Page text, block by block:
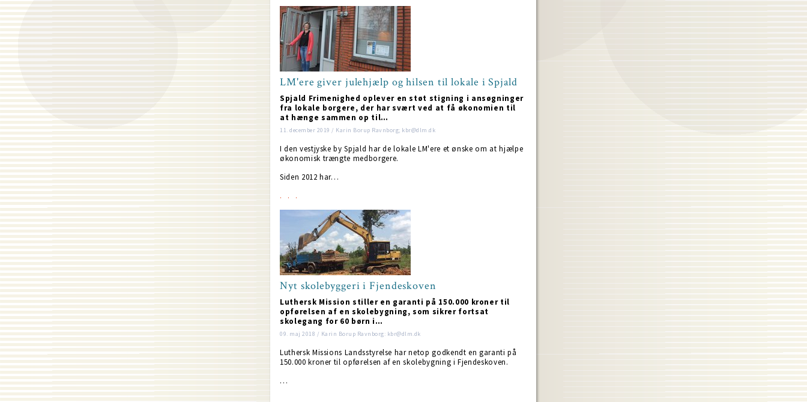
LM'ere giver julehjælp og hilsen til lokale i Spjald
Spjald Frimenighed oplever en støt stigning i ansøgninger
fra lokale borgere, der har svært ved at få økonomien til
at hænge sammen op til…
11. december 2019 / Karin Borup Ravnborg; kbr@dlm.dk
I den vestjyske by Spjald har de lokale LM'ere et ønske om at hjælpe
økonomisk trængte medborgere.
Siden 2012 har…
Nyt skolebyggeri i Fjendeskoven
Luthersk Mission stiller en garanti på 150.000 kroner til
opførelsen af en skolebygning, som sikrer fortsat
skolegang for 60 børn i…
09. maj 2018 / Karin Borup Ravnborg: kbr@dlm.dk
Luthersk Missions Landsstyrelse har netop godkendt en garanti på
150.000 kroner til opførelsen af en skolebygning i Fjendeskoven.
…